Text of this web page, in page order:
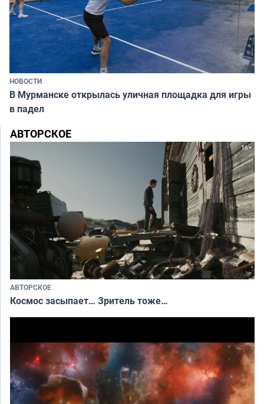
НОВОСТИ
В Мурманске открылась уличная площадка для игры
в падел
АВТОРСКОЕ
АВТОРСКОЕ
Космос засыпает… Зритель тоже…